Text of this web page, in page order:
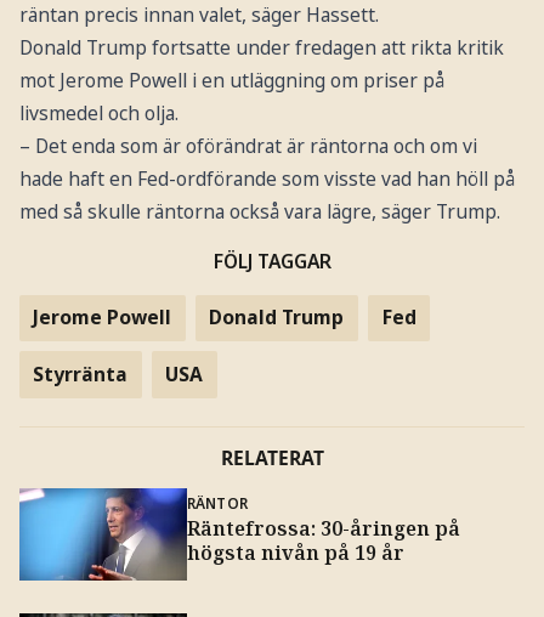
räntan precis innan valet, säger Hassett.
Donald Trump fortsatte under fredagen att rikta kritik
mot Jerome Powell i en utläggning om priser på
livsmedel och olja.
– Det enda som är oförändrat är räntorna och om vi
hade haft en Fed-ordförande som visste vad han höll på
med så skulle räntorna också vara lägre, säger Trump.
FÖLJ TAGGAR
Jerome Powell Donald Trump Fed
Styrränta USA
RELATERAT
RÄNTOR
Räntefrossa: 30-åringen på
högsta nivån på 19 år